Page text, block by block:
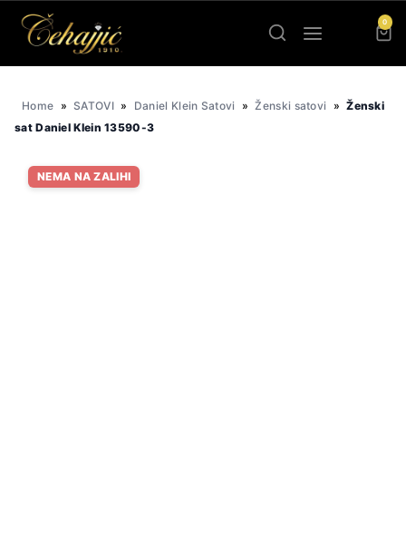
0
Home » SATOVI » Daniel Klein Satovi » Ženski satovi » Ženski
sat Daniel Klein 13590-3
NEMA NA ZALIHI